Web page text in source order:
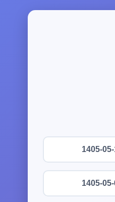
1405-
1405-